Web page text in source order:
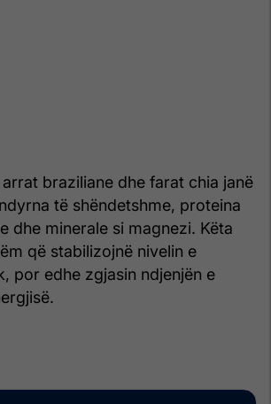
braziliane dhe farat chia janë
të shëndetshme, proteina
dhe minerale si magnezi. Këta
që stabilizojnë nivelin e
por edhe zgjasin ndjenjën e